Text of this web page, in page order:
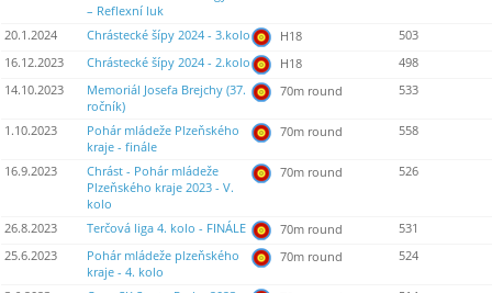
– Reflexní luk
20.1.2024 Chrástecké šípy 2024 - 3.kolo H18
503
16.12.2023
Chrástecké šípy 2024 - 2.kolo H18
498
14.10.2023
Memoriál Josefa Brejchy (37.
ročník)
70m round 533
1.10.2023
Pohár mládeže Plzeňského
kraje - finále
70m round 558
16.9.2023
Chrást - Pohár mládeže
Plzeňského kraje 2023 - V.
kolo
70m round 526
26.8.2023 Terčová liga 4. kolo - FINÁLE 70m round
531
25.6.2023
Pohár mládeže plzeňského
kraje - 4. kolo
70m round 524